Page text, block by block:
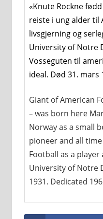
«Knute Rockne
reiste i ung alder til
livsgjerning og
University of Notre
Vosseguten til
ideal. Død 31. mars
Giant of American
– was born here
Norway as a small
pioneer and all
Football as a player
University of Notre
1931. Dedicated